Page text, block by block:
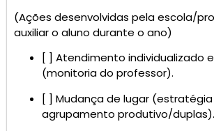
(Ações desenvolvidas pela escola/
auxiliar o aluno durante o ano)
[ ] Atendimento individualizado
(monitoria do professor).
[ ] Mudança de lugar
agrupamento produtivo/duplas).